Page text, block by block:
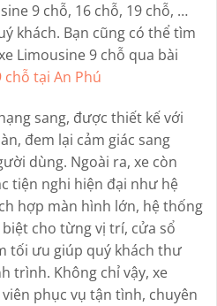
9 chỗ, 16 chỗ, 19 chỗ, …
khách. Bạn cũng có thể tìm
Limousine 9 chỗ qua bài
tại An Phú
sang, được thiết kế với
đem lại cảm giác sang
dùng. Ngoài ra, xe còn
tiện nghi hiện đại như hệ
hợp màn hình lớn, hệ thống
cho từng vị trí, cửa sổ
tối ưu giúp quý khách thư
trình. Không chỉ vậy, xe
phục vụ tận tình, chuyên